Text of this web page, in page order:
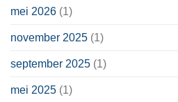
mei 2026 (1)
november 2025 (1)
september 2025 (1)
mei 2025 (1)